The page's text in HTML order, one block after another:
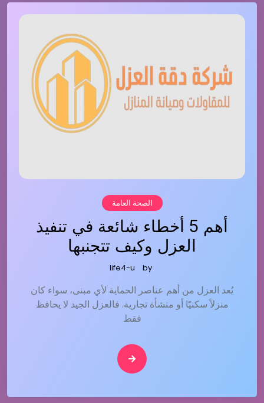
الصحة العامة
أهم 5 أخطاء شائعة في تنفيذ
العزل وكيف تتجنبها
by
life4-u
يُعد العزل من أهم عناصر الحماية لأي مبنى، سواء كان
منزلاً سكنيًا أو منشأة تجارية. فالعزل الجيد لا يحافظ
فقط